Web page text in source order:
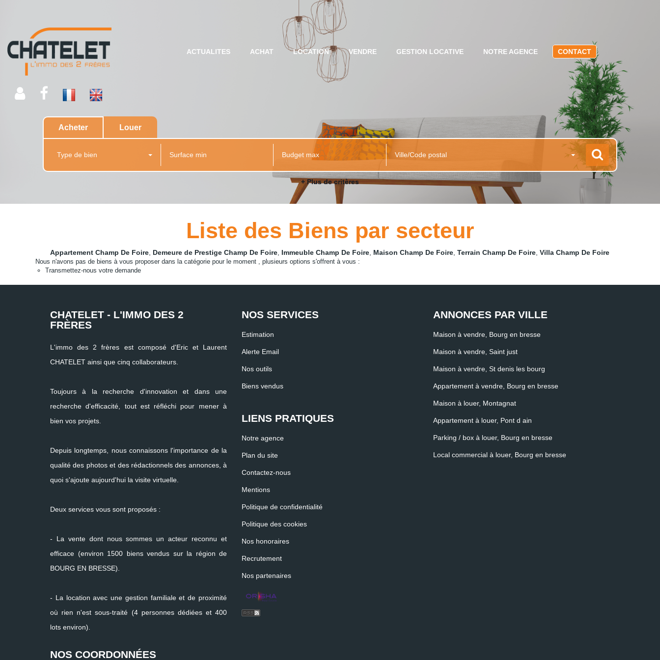
ACTUALITES ACHAT LOCATION VENDRE GESTION LOCATIVE NOTRE AGENCE CONTACT
Acheter Louer
Type de bien Ville/Code postal
+ Plus de critères
Liste des Biens par secteur
Appartement Champ De Foire Demeure de Prestige Champ De Foire Immeuble Champ De Foire Maison Champ De Foire Terrain Champ De Foire Villa Champ De Foire
Nous n'avons pas de biens à vous proposer dans la catégorie pour le moment , plusieurs options s'offrent à vous :
Transmettez-nous votre demande
CHATELET - L'IMMO DES 2
FRÈRES
L'immo des 2 frères est composé d'Eric et Laurent
CHATELET ainsi que cinq collaborateurs.
Toujours à la recherche d'innovation et dans une
recherche d'efficacité, tout est réfléchi pour mener à
bien vos projets.
Depuis longtemps, nous connaissons l'importance de la
qualité des photos et des rédactionnels des annonces, à
quoi s'ajoute aujourd'hui la visite virtuelle.
Deux services vous sont proposés :
- La vente dont nous sommes un acteur reconnu et
efficace (environ 1500 biens vendus sur la région de
BOURG EN BRESSE).
- La location avec une gestion familiale et de proximité
où rien n'est sous-traité (4 personnes dédiées et 400
lots environ).
NOS COORDONNÉES
NOS SERVICES
Estimation
Alerte Email
Nos outils
Biens vendus
LIENS PRATIQUES
Notre agence
Plan du site
Contactez-nous
Mentions
Politique de confidentialité
Politique des cookies
Nos honoraires
Recrutement
Nos partenaires
ANNONCES PAR VILLE
Maison à vendre, Bourg en bresse
Maison à vendre, Saint just
Maison à vendre, St denis les bourg
Appartement à vendre, Bourg en bresse
Maison à louer, Montagnat
Appartement à louer, Pont d ain
Parking / box à louer, Bourg en bresse
Local commercial à louer, Bourg en bresse